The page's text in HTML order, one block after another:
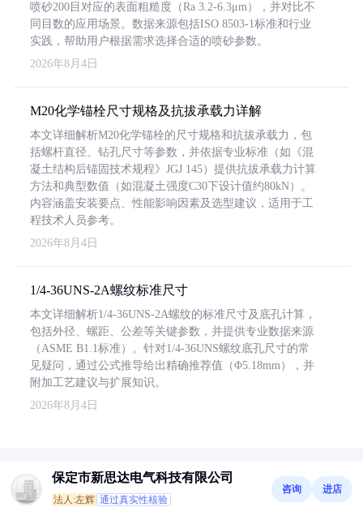
喷砂200目对应的表面粗糙度（Ra 3.2-6.3μm），并对比不
同目数的应用场景。数据来源包括ISO 8503-1标准和行业
实践，帮助用户根据需求选择合适的喷砂参数。
2026年8月4日
M20化学锚栓尺寸规格及抗拔承载力详解
本文详细解析M20化学锚栓的尺寸规格和抗拔承载力，包
括螺杆直径、钻孔尺寸等参数，并依据专业标准（如《混
凝土结构后锚固技术规程》JGJ 145）提供抗拔承载力计算
方法和典型数值（如混凝土强度C30下设计值约80kN）。
内容涵盖安装要点、性能影响因素及选型建议，适用于工
程技术人员参考。
2026年8月4日
1/4-36UNS-2A螺纹标准尺寸
本文详细解析1/4-36UNS-2A螺纹的标准尺寸及底孔计算，
包括外径、螺距、公差等关键参数，并提供专业数据来源
（ASME B1.1标准）。针对1/4-36UNS螺纹底孔尺寸的常
见疑问，通过公式推导给出精确推荐值（Φ5.18mm），并
附加工艺建议与扩展知识。
2026年8月4日
保定市新思达电气科技有限公司
法人:左辉 通过真实性核验
咨询 进店